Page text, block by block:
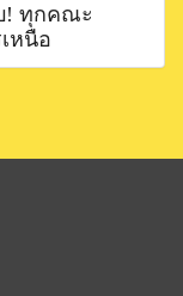
! ทุกคณะ
หนือ